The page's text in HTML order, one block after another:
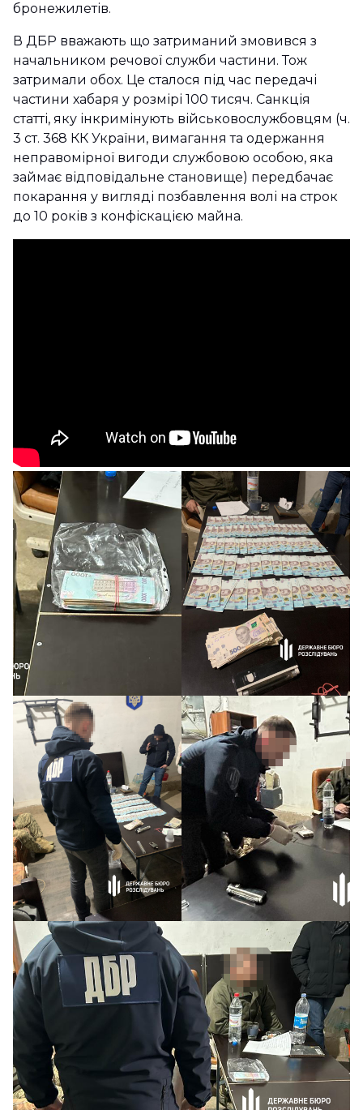
бронежилетів.
В ДБР вважають що затриманий змовився з
начальником речової служби частини. Тож
затримали обох. Це сталося під час передачі
частини хабаря у розмірі 100 тисяч. Санкція
статті, яку інкримінують військовослужбовцям (ч.
3 ст. 368 КК України, вимагання та одержання
неправомірної вигоди службовою особою, яка
займає відповідальне становище) передбачає
покарання у вигляді позбавлення волі на строк
до 10 років з конфіскацією майна.